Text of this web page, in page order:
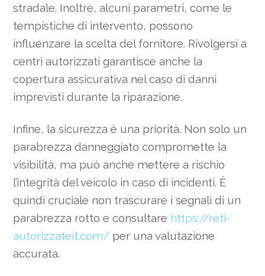
stradale. Inoltre, alcuni parametri, come le
tempistiche di intervento, possono
influenzare la scelta del fornitore. Rivolgersi a
centri autorizzati garantisce anche la
copertura assicurativa nel caso di danni
imprevisti durante la riparazione.
Infine, la sicurezza è una priorità. Non solo un
parabrezza danneggiato compromette la
visibilità, ma può anche mettere a rischio
l’integrità del veicolo in caso di incidenti. È
quindi cruciale non trascurare i segnali di un
parabrezza rotto e consultare https://reti-
autorizzateit.com/ per una valutazione
accurata.